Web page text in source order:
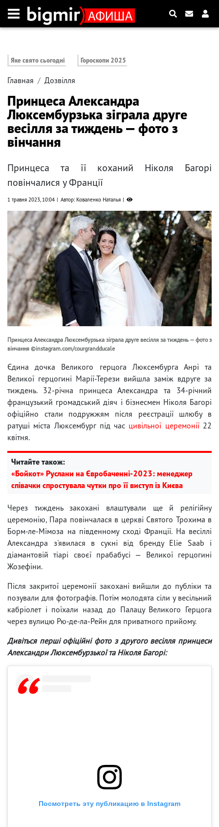
Яке свято сьогодні Гороскопи 2025
Главная Дозвілля
Принцеса Александра
Люксембурзька зіграла друге
весілля за тиждень — фото з
вінчання
Принцеса та її коханий Ніколя Багорі
повінчалися у Франції
1 травня 2023, 10:04 Автор: Коваленко Наталья
Принцеса Александра Люксембурзька зіграла друге весілля за тиждень — фото з
вінчання ©instagram.com/courgrandducale
Єдина дочка Великого герцога Люксембурга Анрі та
Великої герцогині Марії-Терези вийшла заміж вдруге за
тиждень. 32-річна принцеса Александра та 34-річний
французький громадський діяч і бізнесмен Ніколя Багорі
офіційно стали подружжям після реєстрації шлюбу в
ратуші міста Люксембург під час цивільної церемонії22
квітня.
Читайте також:
«Бойкот» Руслани на Євробаченні-2023: менеджер
співачки спростувала чутки про її виступ із Києва
Через тиждень закохані влаштували ще й релігійну
церемонію, Пара повінчалася в церкві Святого Трохима в
Борм-ле-Мімоза на південному сході Франції. На весіллі
Александра з'явилася в сукні від бренду Elie Saab і
діамантовій тіарі своєї прабабусі — Великої герцогині
Жозефіни.
Після закритої церемонії закохані вийшли до публіки та
позували для фотографів. Потім молодята сіли у весільний
кабріолет і поїхали назад до Палацу Великого Герцога
через вулицю Рю-де-ла-Рейн для приватного прийому.
Дивіться перші офіційні фото з другого весілля принцеси
Александри Люксембурзької та Ніколя Багорі:
Посмотреть эту публикацию в Instagram